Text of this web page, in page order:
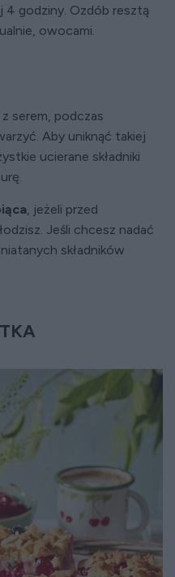
4 godziny. Ozdób resztą
owocami.
z serem, podczas
Aby uniknąć takiej
ucierane składniki
, jeżeli przed
Jeśli chcesz nadać
składników